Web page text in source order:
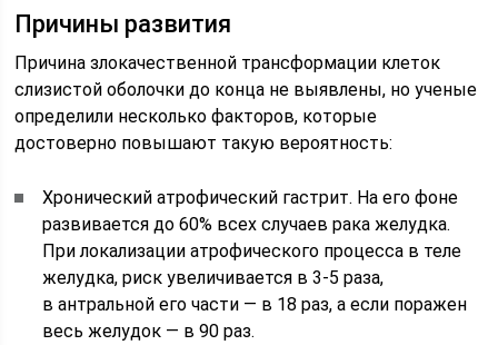
Причины развития
Причина злокачественной трансформации клеток
слизистой оболочки до конца не выявлены, но ученые
определили несколько факторов, которые
достоверно повышают такую вероятность:
Хронический атрофический гастрит. На его фоне
развивается до 60% всех случаев рака желудка.
При локализации атрофического процесса в теле
желудка, риск увеличивается в 3-5 раза,
в антральной его части — в 18 раз, а если поражен
весь желудок — в 90 раз.